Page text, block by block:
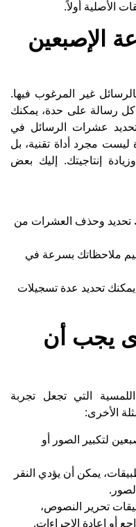
الأصلية أولاً.
الإصبعين
غير المرغوب فيها.
رسالة على حدة، يمكنك
عشرات الرسائل في
ليست مجرد أداة تقنية، بل
إنتاجيتك. إليك بعض
تحديد وحذف العشرات من
ملاحظاتك بسرعة في
تحديد عدة تسجيلات
يجب أن
التي تجعل تجربة
الأخرى:
لتكبير الصور أو
يمكن أن يؤدي النقر
تحرير النصوص،
أو إعادة الإجراءات.